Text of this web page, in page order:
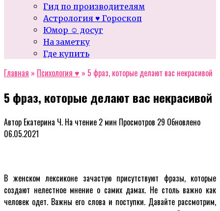
Гид по производителям
Астрология ♥ Гороскоп
Юмор ☺ досуг
На заметку
Где купить
Главная » Психология ♥ » 5 фраз, которые делают вас некрасивой
5 фраз, которые делают вас некрасивой
Автор Екатерина Ч. На чтение 2 мин Просмотров 29 Обновлено
06.05.2021
В женском лексиконе зачастую присутствуют фразы, которые
создают нелестное мнение о самих дамах. Не столь важно как
человек одет. Важны его слова и поступки. Давайте рассмотрим,